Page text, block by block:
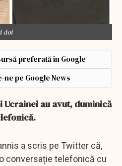
doi
preferată în Google
pe Google News
Ucrainei au avut, duminică
a scris pe Twitter că,
conversație telefonică cu